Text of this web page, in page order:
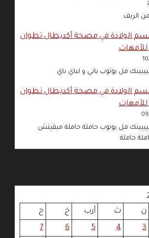
الريف
الولادة في مصحة أكديطال تطوان
فل يوتوب باني و لباي باي
الولادة في مصحة أكديطال تطوان
فل يوتوب حاملة حاملة مبقيتش
حاملة
ن ث أرب خ
ج
3
4
5
6
7